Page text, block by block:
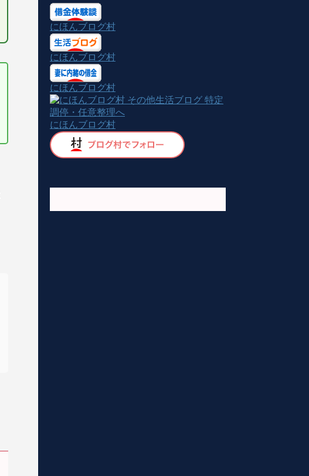
にほんブログ村
にほんブログ村
にほんブログ村
にほんブログ村